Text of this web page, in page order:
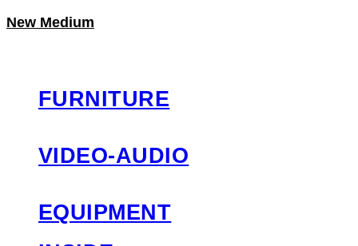
New Medium
FURNITURE
VIDEO-AUDIO
EQUIPMENT